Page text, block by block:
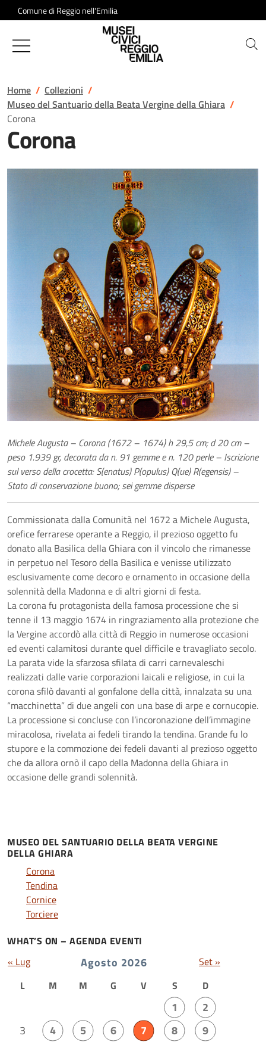
Salta al contenuto
Comune di Reggio nell'Emilia
Musei Civici di Reggio Emilia
Home
Collezioni
Museo del Santuario della Beata Vergine della Ghiara
Corona
Corona
Michele Augusta – Corona (1672 – 1674) h 29,5 cm; d 20 cm –
peso 1.939 gr, decorata da n. 91 gemme e n. 120 perle – Iscrizione
sul verso della crocetta: S(enatus) P(opulus) Q(ue) R(egensis) –
Stato di conservazione buono; sei gemme disperse
Commissionata dalla Comunità nel 1672 a Michele Augusta,
orefice ferrarese operante a Reggio, il prezioso oggetto fu
donato alla Basilica della Ghiara con il vincolo che rimanesse
in perpetuo nel Tesoro della Basilica e venisse utilizzato
esclusivamente come decoro e ornamento in occasione della
solennità della Madonna e di altri giorni di festa.
La corona fu protagonista della famosa processione che si
tenne il 13 maggio 1674 in ringraziamento alla protezione che
la Vergine accordò alla città di Reggio in numerose occasioni
ed eventi calamitosi durante quel difficile e travagliato secolo.
La parata vide la sfarzosa sfilata di carri carnevaleschi
realizzati dalle varie corporazioni laicali e religiose, in cui la
corona sfilò davanti al gonfalone della città, innalzata su una
“macchinetta” di due angeli con una base di arpe e cornucopie.
La processione si concluse con l’incoronazione dell’immagine
miracolosa, rivelata ai fedeli tirando la tendina. Grande fu lo
stupore e la commozione dei fedeli davanti al prezioso oggetto
che da allora ornò il capo della Madonna della Ghiara in
occasione delle grandi solennità.
MUSEO DEL SANTUARIO DELLA BEATA VERGINE
DELLA GHIARA
Corona
Tendina
Cornice
Torciere
WHAT’S ON – AGENDA EVENTI
Agosto 2026
L M M G V S D
1
2
3
4 5 6 7 8
9
« Lug Set »